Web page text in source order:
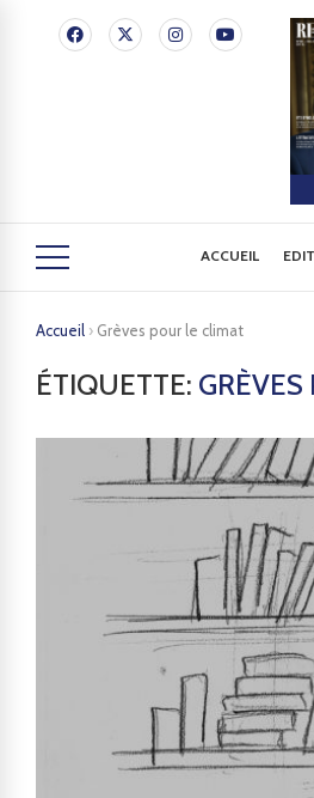
ACCUEIL
Accueil › Grèves pour le climat
ÉTIQUETTE: